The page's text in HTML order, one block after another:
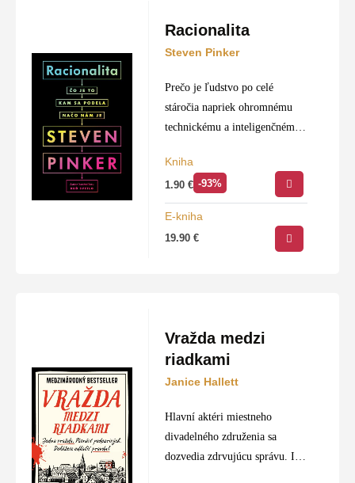
Racionalita
Steven Pinker
Prečo je ľudstvo po celé
stáročia napriek ohromnému
technickému a inteligenčnému
falošným poplašným správam,
nezmyselným konšpiráciám a
dokonca aj samozvaným
liečiteľom – šarlatánom?
Racionálne premýšľanie je…
Kniha
1.90€ -93%
E-kniha
19.90€
Vražda medzi
riadkami
Janice Hallett
Hlavní aktéri miestneho
divadelného združenia sa
dozvedia zdrvujúcu správu. Ich